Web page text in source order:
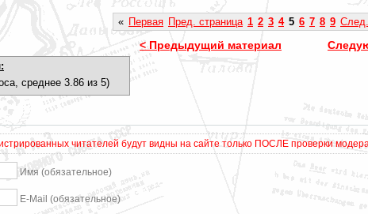
« Первая Пред. страница 1 2 3 4 5 6 7 8 9
< Предыдущий материал
среднее 3.86 из 5)
читателей будут видны на сайте только ПОСЛЕ проверки
Имя (обязательное)
E-Mail (обязательное)